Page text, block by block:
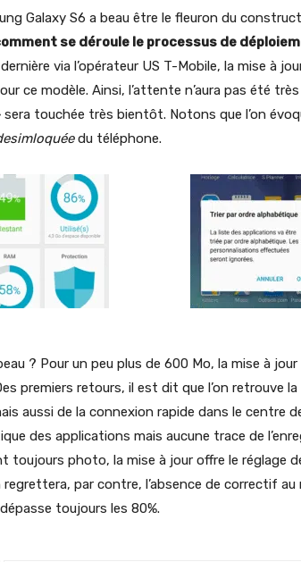
Galaxy S6 a beau être le fleuron du
se déroule le processus de
via l’opérateur US T-Mobile, la mise à
ce modèle. Ainsi, l’attente n’aura pas été
touchée très bientôt. Notons que l’on
du téléphone.
? Pour un peu plus de 600 Mo, la mise à jour
premiers retours, il est dit que l’on retrouve
aussi de la connexion rapide dans le centre
des applications mais aucune trace de
toujours photo, la mise à jour offre le réglage
regrettera, par contre, l’absence de correctif au
toujours les 80%.